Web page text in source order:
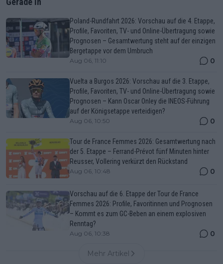
Poland-Rundfahrt 2026: Vorschau auf die 4. Etappe,
Profile, Favoriten, TV- und Online-Übertragung sowie
Prognosen – Gesamtwertung steht auf der einzigen
Bergetappe vor dem Umbruch
Aug 06, 11:10 0
Vuelta a Burgos 2026: Vorschau auf die 3. Etappe,
Profile, Favoriten, TV- und Online-Übertragung sowie
Prognosen – Kann Oscar Onley die INEOS-Führung
auf der Königsetappe verteidigen?
Aug 06, 10:50 0
Tour de France Femmes 2026: Gesamtwertung nach
der 5. Etappe – Ferrand-Prévot fünf Minuten hinter
Reusser, Vollering verkürzt den Rückstand
Aug 06, 10:48 0
Vorschau auf die 6. Etappe der Tour de France
Femmes 2026: Profile, Favoritinnen und Prognosen
– Kommt es zum GC-Beben an einem explosiven
Renntag?
Aug 06, 10:38 0
Mehr Artikel